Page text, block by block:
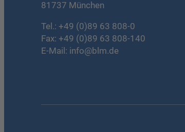
81737 München
Tel.: +49 (0)89 63 808-0
Fax: +49 (0)89 63 808-140
E-Mail: info@blm.de